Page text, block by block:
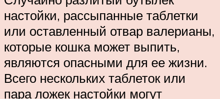
настойки, рассыпанные таблетки
или оставленный отвар валерианы,
которые кошка может выпить,
являются опасными для ее жизни.
Всего нескольких таблеток или
пара ложек настойки могут